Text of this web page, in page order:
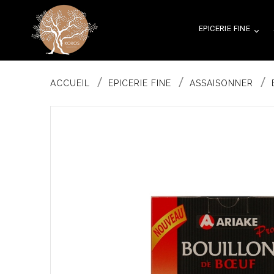

EPICERIE FINE
ACCUEIL EPICERIE FINE ASSAISONNER